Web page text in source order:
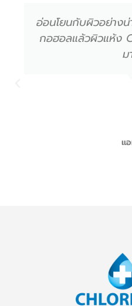
อ่อนโยนกับผิวอย่างน่
กอฮอลแล้วผิวแห้ง
ม
แ